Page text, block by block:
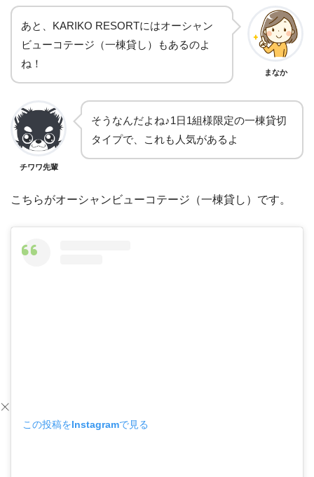
あと、KARIKO RESORTにはオーシャン
ビューコテージ（一棟貸し）もあるのよ
ね！
まなか
チワワ先輩
そうなんだよね♪1日1組様限定の一棟貸切
タイプで、これも人気があるよ
こちらがオーシャンビューコテージ（一棟貸し）です。
この投稿をInstagramで見る